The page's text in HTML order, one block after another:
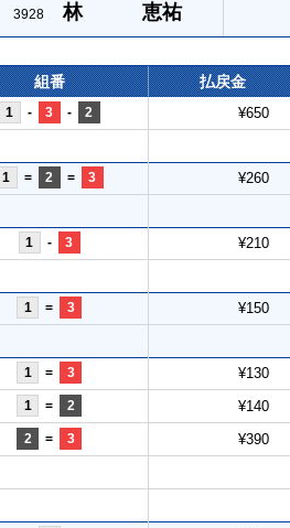
3928 林 恵祐
組番 払戻金
1 - 3 - 2 ¥650
1 = 2 = 3 ¥260
1 - 3 ¥210
1 = 3 ¥150
1 = 3 ¥130
1 = 2 ¥140
2 = 3 ¥390